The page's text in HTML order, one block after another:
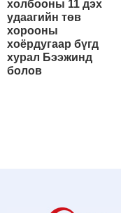
холбооны 11 дэх
удаагийн төв
хорооны
хоёрдугаар бүгд
хурал Бээжинд
болов